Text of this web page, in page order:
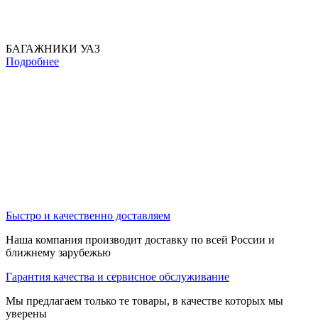
БАГАЖНИКИ УАЗ
Подробнее
Быстро и качественно доставляем
Наша компания производит доставку по всей России и
ближнему зарубежью
Гарантия качества и сервисное обслуживание
Мы предлагаем только те товары, в качестве которых мы
уверены